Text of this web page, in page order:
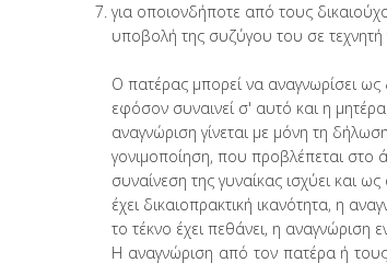
για οποιονδήποτε από τους
υποβολή της συζύγου του σε τεχνητή
Ο πατέρας μπορεί να αναγνωρίσει ως
εφόσον συναινεί σ' αυτό και η
αναγνώριση γίνεται με μόνη τη
γονιμοποίηση, που προβλέπεται στο
συναίνεση της γυναίκας ισχύει και
έχει δικαιοπρακτική ικανότητα, η
το τέκνο έχει πεθάνει, η αναγνώριση
Η αναγνώριση από τον πατέρα ή